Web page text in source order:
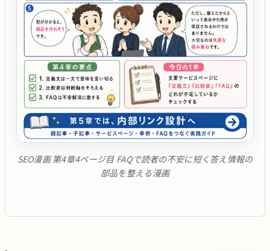
SEO漫画 第4章4ページ目 FAQで読者の不安に短く答え情報の
部品を整える漫画